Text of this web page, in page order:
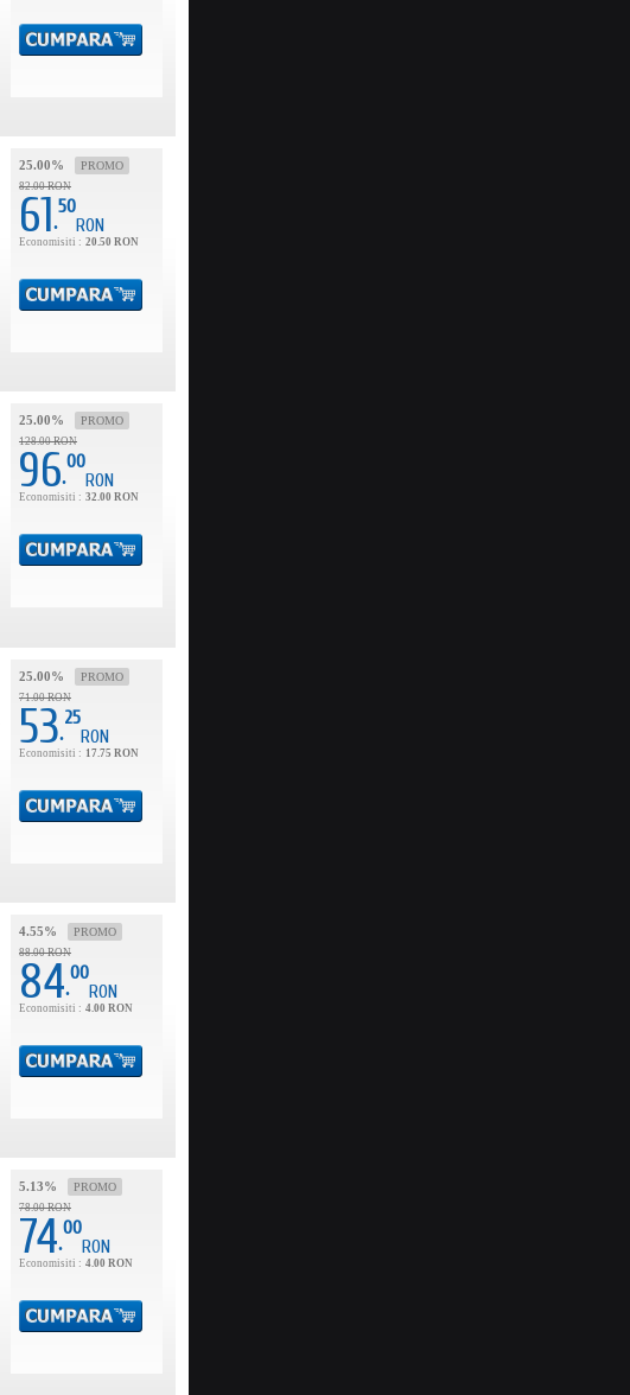
25.00% PROMO
82.00 RON
61.
50
RON
Economisiti : 20.50 RON
25.00% PROMO
128.00 RON
96.
00
RON
Economisiti : 32.00 RON
25.00% PROMO
71.00 RON
53.
25
RON
Economisiti : 17.75 RON
4.55% PROMO
88.00 RON
84.
00
RON
Economisiti : 4.00 RON
5.13% PROMO
78.00 RON
74.
00
RON
Economisiti : 4.00 RON